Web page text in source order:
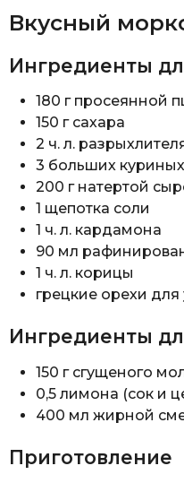
Вкусный
Ингредиенты
180 г просеянной
150 г сахара
2 ч. л.
3 больших
200 г натертой
1 щепотка соли
1 ч. л. кардамона
90 мл
1 ч. л. корицы
грецкие орехи
Ингредиенты
150 г сгущеного
0,5 лимона (сок и
400 мл жирной
Приготовление